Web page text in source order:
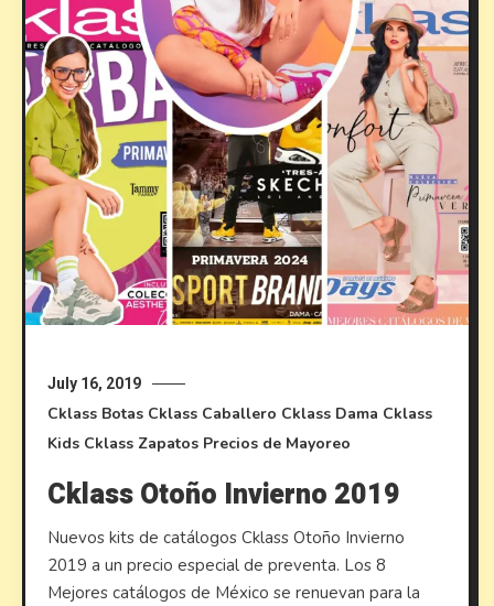
July 16, 2019
Cklass Botas Cklass Caballero Cklass Dama Cklass
Kids Cklass Zapatos Precios de Mayoreo
Cklass Otoño Invierno 2019
Nuevos kits de catálogos Cklass Otoño Invierno
2019 a un precio especial de preventa. Los 8
Mejores catálogos de México se renuevan para la